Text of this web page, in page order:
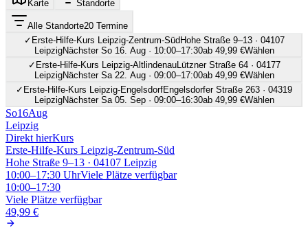
Karte Standorte
Alle Standorte20 Termine
✓ Erste-Hilfe-Kurs Leipzig-Zentrum-Süd Hohe Straße 9–13 · 04107
LeipzigNächster So 16. Aug · 10:00–17:30ab 49,99 €Wählen
✓ Erste-Hilfe-Kurs Leipzig-AltlindenauLützner Straße 64 · 04177
LeipzigNächster Sa 22. Aug · 09:00–17:00ab 49,99 €Wählen
✓ Erste-Hilfe-Kurs Leipzig-EngelsdorfEngelsdorfer Straße 263 · 04319
LeipzigNächster Sa 05. Sep · 09:00–16:30ab 49,99 €Wählen
So16Aug
Leipzig
Direkt hierKurs
Erste-Hilfe-Kurs Leipzig-Zentrum-Süd
Hohe Straße 9–13 · 04107 Leipzig
10:00–17:30 UhrViele Plätze verfügbar
10:00–17:30
Viele Plätze verfügbar
49,99 €